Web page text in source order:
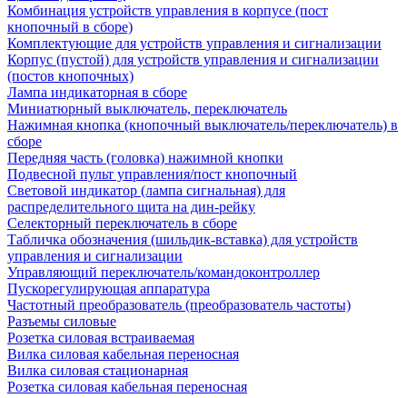
Комбинация устройств управления в корпусе (пост
кнопочный в сборе)
Комплектующие для устройств управления и сигнализации
Корпус (пустой) для устройств управления и сигнализации
(постов кнопочных)
Лампа индикаторная в сборе
Миниатюрный выключатель, переключатель
Нажимная кнопка (кнопочный выключатель/переключатель) в
сборе
Передняя часть (головка) нажимной кнопки
Подвесной пульт управления/пост кнопочный
Световой индикатор (лампа сигнальная) для
распределительного щита на дин-рейку
Селекторный переключатель в сборе
Табличка обозначения (шильдик-вставка) для устройств
управления и сигнализации
Управляющий переключатель/командоконтроллер
Пускорегулирующая аппаратура
Частотный преобразователь (преобразователь частоты)
Разъемы силовые
Розетка силовая встраиваемая
Вилка силовая кабельная переносная
Вилка силовая стационарная
Розетка силовая кабельная переносная